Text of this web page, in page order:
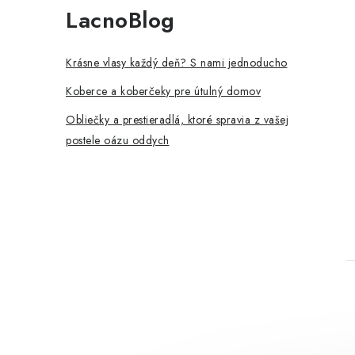
LacnoBlog
Krásne vlasy každý deň? S nami jednoducho
Koberce a koberčeky pre útulný domov
Obliečky a prestieradlá, ktoré spravia z vašej
postele oázu oddych